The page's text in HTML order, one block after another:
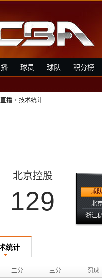
播 球员 球队 积分榜
播 > 技术统计
北京控股
129
球
北
浙江
统计
二分 三分 罚球